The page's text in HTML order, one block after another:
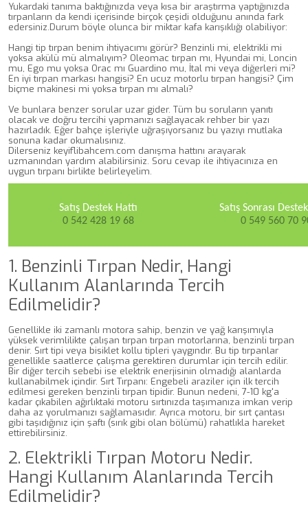
Yukardaki tanıma baktığınızda veya kısa bir araştırma yaptığınızda
tırpanların da kendi içerisinde birçok çeşidi olduğunu anında fark
edersiniz.Durum böyle olunca bir miktar kafa karışıklığı olabiliyor:
Hangi tip tırpan benim ihtiyacımı görür? Benzinli mi, elektrikli mi
yoksa akülü mü almalıyım? Oleomac tırpan mı, Hyundai mi, Loncin
mu, Ego mu yoksa Orac mı Guardino mu, İtal mi veya diğerleri mi?
En iyi tırpan markası hangisi? En ucuz motorlu tırpan hangisi? Çim
biçme makinesi mi yoksa tırpan mı almalı?
Ve bunlara benzer sorular uzar gider. Tüm bu soruların yanıtı
olacak ve doğru tercihi yapmanızı sağlayacak rehber bir yazı
hazırladık. Eğer bahçe işleriyle uğraşıyorsanız bu yazıyı mutlaka
sonuna kadar okumalısınız.
Dilerseniz keyiflibahcem.com danışma hattını arayarak
uzmanından yardım alabilirsiniz. Soru cevap ile ihtiyacınıza en
uygun tırpanı birlikte belirleyelim.
Satış Destek Hattı
0 542 428 19 68
Satış Sonrası
0 549 560 70
1. Benzinli Tırpan Nedir, Hangi
Kullanım Alanlarında Tercih
Edilmelidir?
Genellikle iki zamanlı motora sahip, benzin ve yağ karışımıyla
yüksek verimlilikte çalışan tırpan tırpan motorlarına, benzinli tırpan
denir. Sırt tipi veya bisiklet kollu tipleri yaygındır. Bu tip tırpanlar
genellikle saatlerce çalışma gerektiren durumlar için tercih edilir.
Bir diğer tercih sebebi ise elektrik enerjisinin olmadığı alanlarda
kullanabilmek içindir. Sırt Tırpanı: Engebeli araziler için ilk tercih
edilmesi gereken benzinli tırpan tipidir. Bunun nedeni, 7-10 kg'a
kadar çıkabilen ağırlıktaki motoru sırtınızda taşımanıza imkan verip
daha az yorulmanızı sağlamasıdır. Ayrıca motoru, bir sırt çantası
gibi taşıdığınız için şaftı (sırık gibi olan bölümü) rahatlıkla hareket
ettirebilirsiniz.
2. Elektrikli Tırpan Motoru Nedir.
Hangi Kullanım Alanlarında Tercih
Edilmelidir?